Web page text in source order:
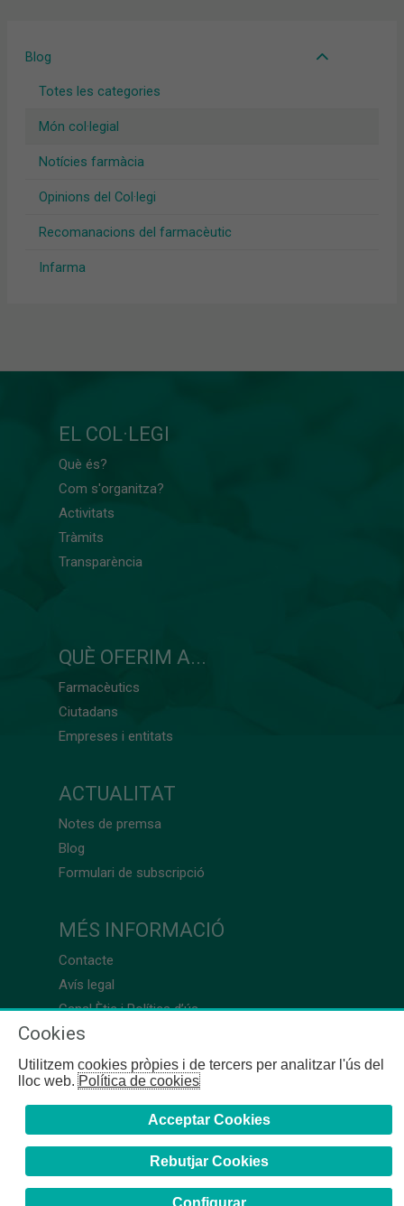
Blog
Totes les categories
Món col·legial
Notícies farmàcia
Opinions del Col·legi
Recomanacions del farmacèutic
Infarma
EL COL·LEGI
Què és?
Com s'organitza?
Activitats
Tràmits
Transparència
QUÈ OFERIM A...
Farmacèutics
Ciutadans
Empreses i entitats
ACTUALITAT
Notes de premsa
Blog
Formulari de subscripció
MÉS INFORMACIÓ
Contacte
Avís legal
Canal Ètic i Política d’ús
Cookies
Utilitzem cookies pròpies i de tercers per analitzar l'ús del
lloc web.Política de cookies
Acceptar Cookies
Rebutjar Cookies
Configurar